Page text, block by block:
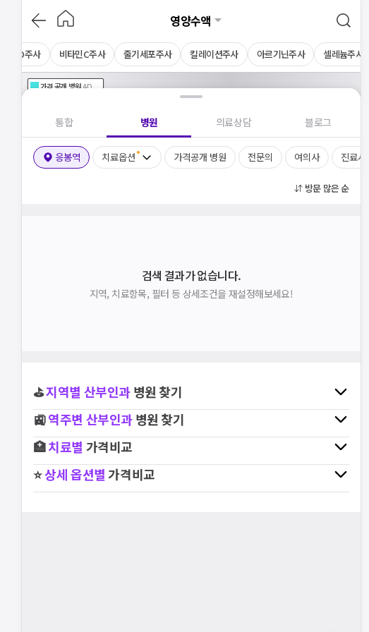
영양수액
비타민D주사 비타민C주사 줄기세포주사 킬레이션주사 아르기닌주사 셀레늄주사
가격공개 병원AD
통합 병원 의료상담 블로그
응봉역 치료옵션 가격공개 병원 전문의 여의사 진료시간
방문 많은 순
검색 결과가 없습니다.
지역, 치료항목, 필터 등 상세조건을 재설정해보세요!
⛳지역별 산부인과병원 찾기
🚉역주변 산부인과병원 찾기
🏥치료별 가격비교
⭐상세 옵션별가격비교